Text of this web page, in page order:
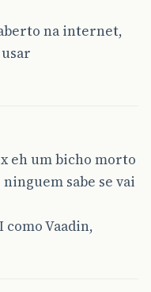
na internet,
eh um bicho morto
ninguem sabe se vai
como Vaadin,